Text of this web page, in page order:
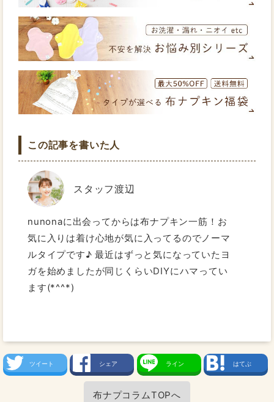
この記事を書いた人
スタッフ渡辺
nunonaに出会ってからは布ナプキン一筋！お
気に入りは着け心地が気に入ってるのでノーマ
ルタイプです♪ 最近はずっと気になっていたヨ
ガを始めましたが同じくらいDIYにハマってい
ます(*^^*)
ツイート シェア ライン はてぶ
布ナプコラムTOPへ